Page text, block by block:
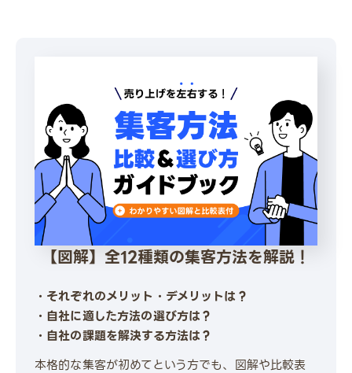
【図解】全12種類の集客方法を解説！
・それぞれのメリット・デメリットは？
・自社に適した方法の選び方は？
・自社の課題を解決する方法は？
本格的な集客が初めてという方でも、図解や比較表